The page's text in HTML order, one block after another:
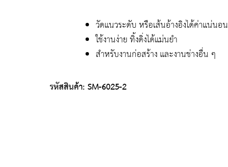
วัดแนวระดับ หรือเส้นอ้างอิงได้ค่าแน่นอน
ใช้งานง่าย ทิ้งดิ่งได้แม่นยำ
สำหรับงานก่อสร้าง และงานช่างอื่น ๆ
รหัสสินค้า: SM-6025-2